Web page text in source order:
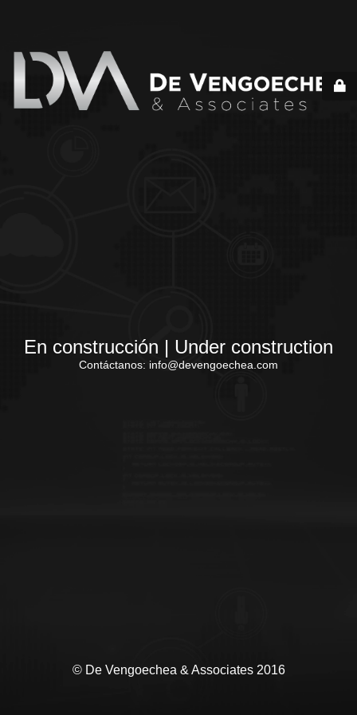
En construcción | Under construction
Contáctanos: info@devengoechea.com
© De Vengoechea & Associates 2016